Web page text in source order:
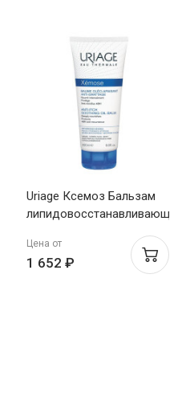
Uriage Ксемоз Бальзам
липидовосстанавливающий
Цена от
1 652 ₽